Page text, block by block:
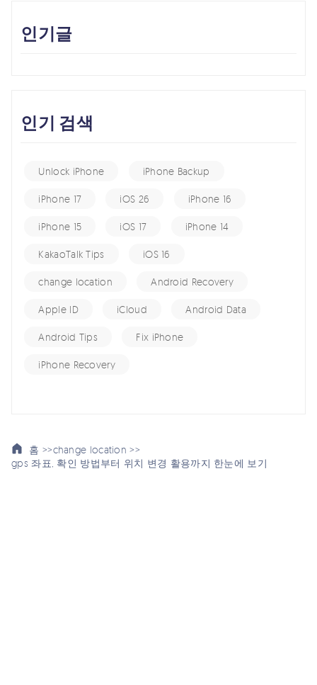
인기글
인기 검색
Unlock iPhone iPhone Backup
iPhone 17 iOS 26 iPhone 16
iPhone 15 iOS 17 iPhone 14
KakaoTalk Tips iOS 16
change location Android Recovery
Apple ID iCloud Android Data
Android Tips Fix iPhone
iPhone Recovery
홈 >>change location >>
gps 좌표, 확인 방법부터 위치 변경 활용까지 한눈에 보기